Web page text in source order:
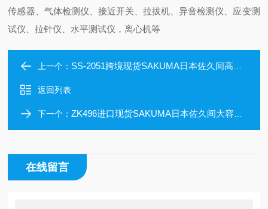
传感器、气体检测仪、接近开关、拉拔机、异音检测仪、应变测
试仪、拉针仪、水平测试仪，离心机等
上一个： SS-2051跨境现货SAKUMA日本佐久间高速冷冻离心机
返回列表
下一个：ZK496进口现货SAKUMA日本佐久间大容量冷冻离心机
在线留言